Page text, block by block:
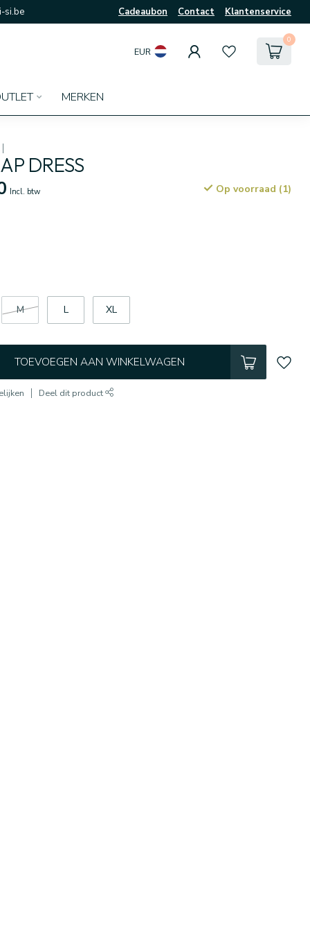
si.be Cadeaubon Contact Klantenservice
EUR
0
MERKEN
DRESS
Incl. btw Op voorraad (1)
M L XL
TOEVOEGEN AAN WINKELWAGEN
Deel dit product